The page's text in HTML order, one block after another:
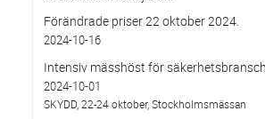
Förändrade priser 22 oktober 2024.
2024-10-16
Intensiv mässhöst för
2024-10-01
SKYDD, 22-24 oktober, Stockholmsmässan